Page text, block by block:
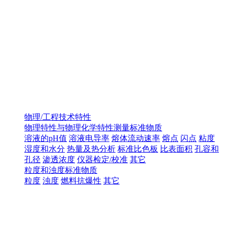
物理/工程技术特性
物理特性与物理化学特性测量标准物质
溶液的pH值 溶液电导率 熔体流动速率 熔点 闪点 粘度
湿度和水分 热量及热分析 标准比色板 比表面积 孔容和
孔径 渗透浓度 仪器检定/校准 其它
粒度和浊度标准物质
粒度 浊度 燃料抗爆性 其它